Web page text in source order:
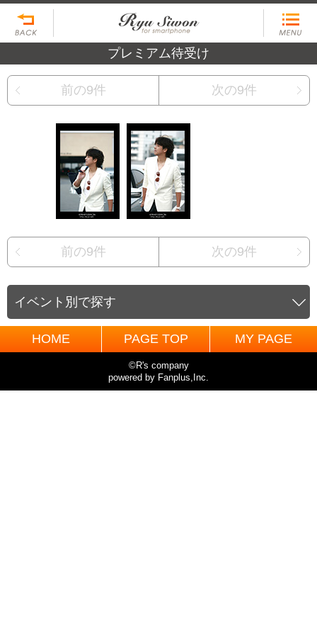
プレミアム待受け
前の9件 次の9件
前の9件 次の9件
イベント別で探す
HOME PAGE TOP MY PAGE
©R's company
powered by Fanplus,Inc.